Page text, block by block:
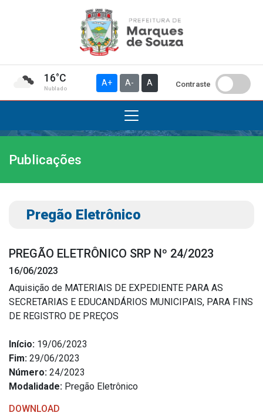
16°C
Nublado
A+ A- A Contraste
Institucional
A Prefeitura
Gabinete do Vice-prefeito
Símbolos Oficiais
Estrutura Organizacional
Secretarias
Administração
Agricultura e Meio Ambiente
Publicações
Pregão Eletrônico
PREGÃO ELETRÔNICO SRP Nº 24/2023
16/06/2023
Aquisição de MATERIAIS DE EXPEDIENTE PARA AS
SECRETARIAS E EDUCANDÁRIOS MUNICIPAIS, PARA FINS
DE REGISTRO DE PREÇOS
Início: 19/06/2023
Fim: 29/06/2023
Número: 24/2023
Modalidade: Pregão Eletrônico
DOWNLOAD